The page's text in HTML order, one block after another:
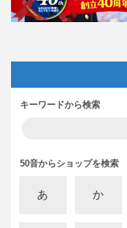
キーワードから検索
50音からショップを検索
あ か